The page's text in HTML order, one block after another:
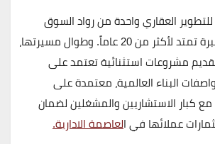
العقاريواحدة من رواد السوق
تمتد لأكثر من20 عاماً
. وطوال مسيرتها،
مشروعات استثنائية تعتمد على
البناء العالمية، معتمدة على
كبار الاستشاريين والمشغلين لضمان
عملائها في العاصمة الادارية.